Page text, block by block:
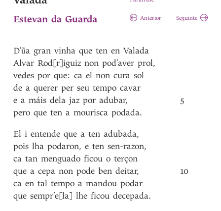
Anterior Seguinte
Estevan da Guarda
D’ũa gran vinha que ten en Valada
Alvar Rod[r]iguiz non pod’aver prol,
vedes por que: ca el non cura sol
de a querer per seu tempo cavar
e a máis dela jaz por adubar,
pero que ten a mourisca podada.
El i entende que a ten adubada,
pois lha podaron, e ten sen-razon,
ca tan menguado ficou o terçon
que a cepa non pode ben deitar,
ca en tal tempo a mandou podar
que sempr’e[la] lhe ficou decepada.
5
10